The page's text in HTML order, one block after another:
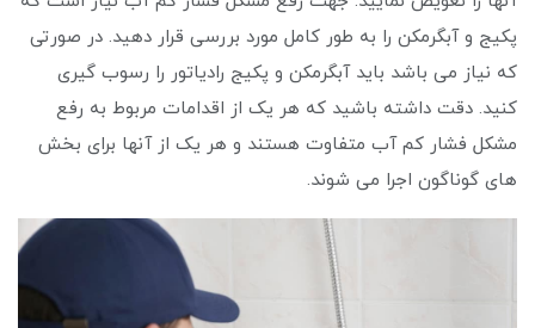
پکیج و آبگرمکن را به طور کامل مورد بررسی قرار دهید. در صورتی
که نیاز می باشد باید آبگرمکن و پکیج رادیاتور را رسوب گیری
کنید. دقت داشته باشید که هر یک از اقدامات مربوط به رفع
مشکل فشار کم آب متفاوت هستند و هر یک از آنها برای بخش‌
های گوناگون اجرا می شوند.